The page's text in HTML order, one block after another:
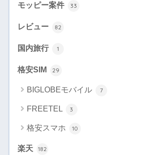
モッピー案件 33
レビュー 82
国内旅行 1
格安SIM 29
BIGLOBEモバイル 7
FREETEL 3
格安スマホ 10
楽天 182